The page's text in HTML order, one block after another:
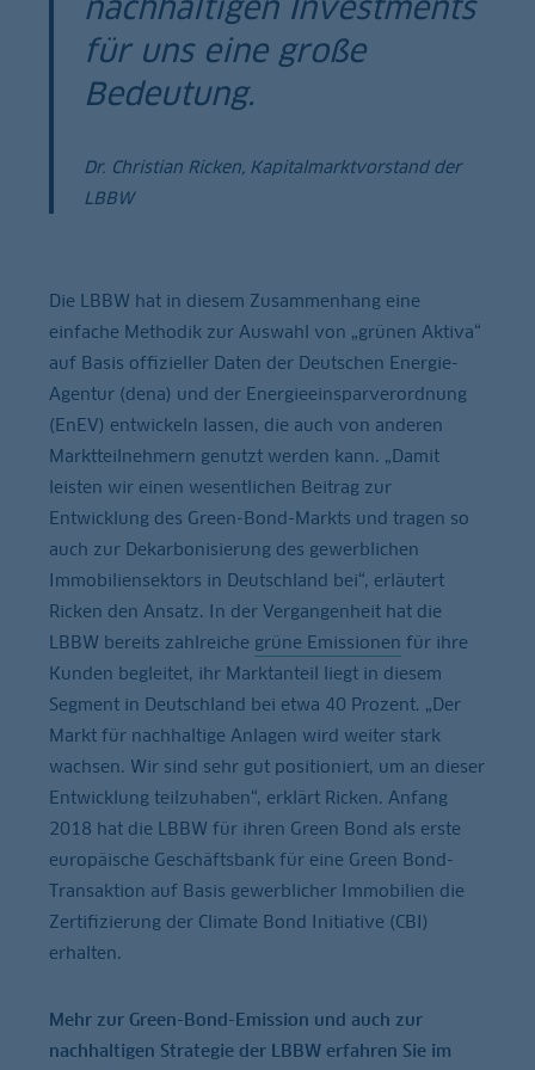
nachhaltigen Investments
für uns eine große
Bedeutung.
Dr. Christian Ricken, Kapitalmarktvorstand der
LBBW
Die LBBW hat in diesem Zusammenhang eine
einfache Methodik zur Auswahl von „grünen Aktiva“
auf Basis offizieller Daten der Deutschen Energie-
Agentur (dena) und der Energieeinsparverordnung
(EnEV) entwickeln lassen, die auch von anderen
Marktteilnehmern genutzt werden kann. „Damit
leisten wir einen wesentlichen Beitrag zur
Entwicklung des Green-Bond-Markts und tragen so
auch zur Dekarbonisierung des gewerblichen
Immobiliensektors in Deutschland bei“, erläutert
Ricken den Ansatz. In der Vergangenheit hat die
LBBW bereits zahlreiche grüne Emissionen für ihre
Kunden begleitet, ihr Marktanteil liegt in diesem
Segment in Deutschland bei etwa 40 Prozent. „Der
Markt für nachhaltige Anlagen wird weiter stark
wachsen. Wir sind sehr gut positioniert, um an dieser
Entwicklung teilzuhaben“, erklärt Ricken. Anfang
2018 hat die LBBW für ihren Green Bond als erste
europäische Geschäftsbank für eine Green Bond-
Transaktion auf Basis gewerblicher Immobilien die
Zertifizierung der Climate Bond Initiative (CBI)
erhalten.
Mehr zur Green-Bond-Emission und auch zur
nachhaltigen Strategie der LBBW erfahren Sie im